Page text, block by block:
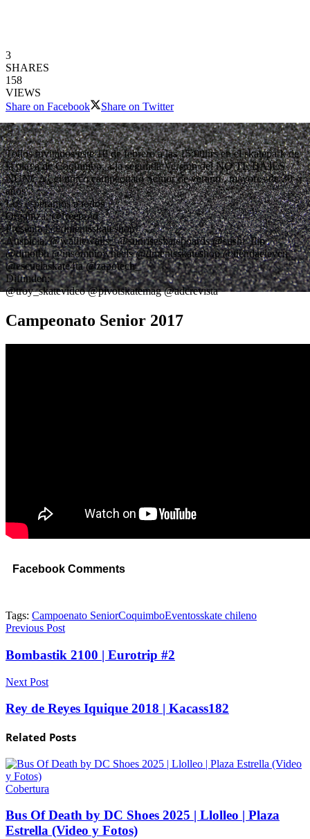
3
SHARES
158
VIEWS
Share on Facebook
Share on Twitter
Todos invitados este 10 de febrero a las 15:00hrs en el skatepark de
la playa de Coquimbo, a la segunda Version del NO TE BAJES
NUNCA , el unico campeonato Senior de verano , mayores de 30
años .
Los esperamos a todos
Organiza: @freeprod
Presenta : @dmentsskateshop
Auspicia: @walliewalls_ @sunriseskateboards @sushi_flip
@dmotbh @insomniowheels @dmentsskateshop @tiendaeleven
@escuelaskate4ta @zapotech_
Difunden:
@troy_skatevideo @pivotskatemag @adcrevista
Campeonato Senior 2017
Facebook Comments
Tags: Campoenato SeniorCoquimboEventosskate chileno
Previous Post
Bombastik 2100 | Eurotrip #2
Next Post
Rey de Reyes Iquique 2018 | Kacass182
Related Posts
Cobertura
Bus Of Death by DC Shoes 2025 | Llolleo | Plaza
Estrella (Video y Fotos)